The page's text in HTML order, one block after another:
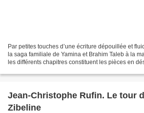
Par petites touches d’une écriture dépouillée et
la saga familiale de Yamina et Brahim Taleb à la
les différents chapitres constituent les pièces en
Jean-Christophe Rufin. Le tour
Zibeline